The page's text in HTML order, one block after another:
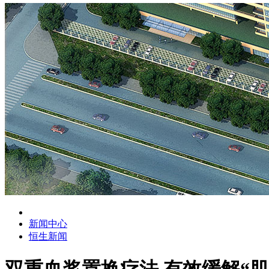
新闻中心
恒生新闻